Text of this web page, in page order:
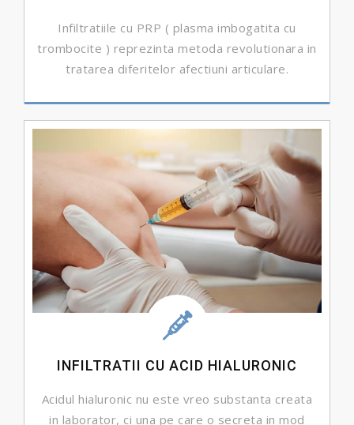
Infiltratiile cu PRP ( plasma imbogatita cu
trombocite ) reprezinta metoda revolutionara in
tratarea diferitelor afectiuni articulare.
DETALII ...
INFILTRATII CU ACID HIALURONIC
Acidul hialuronic nu este vreo substanta creata
in laborator, ci una pe care o secreta in mod